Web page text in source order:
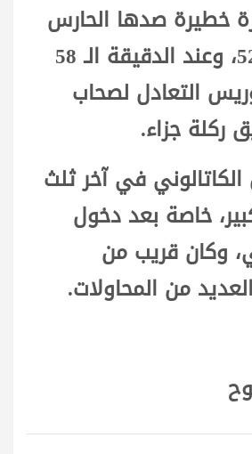
خطيرة صدها الحارس
في الدقيقة 52، وعند الدقيقة الـ 58
التعادل لصحاب
ركلة جزاء.
في آخر ثلث
خاصة بعد دخول
وكان قريب من
من المحاولات.